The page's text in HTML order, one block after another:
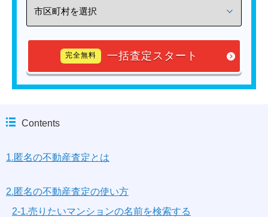
完全無料 一括査定スタート
Contents
1.匿名の不動産査定とは
2.匿名の不動産査定の使い方
2-1.売りたいマンションの名前を検索する